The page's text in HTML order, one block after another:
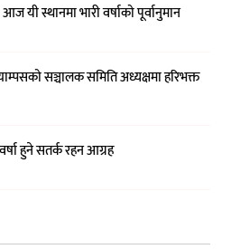
यी स्थानमा भारी वर्षाको पूर्वानुमान
सञ्चालक समिति अध्यक्षमा हरिभक्त
हुने सतर्क रहन आग्रह